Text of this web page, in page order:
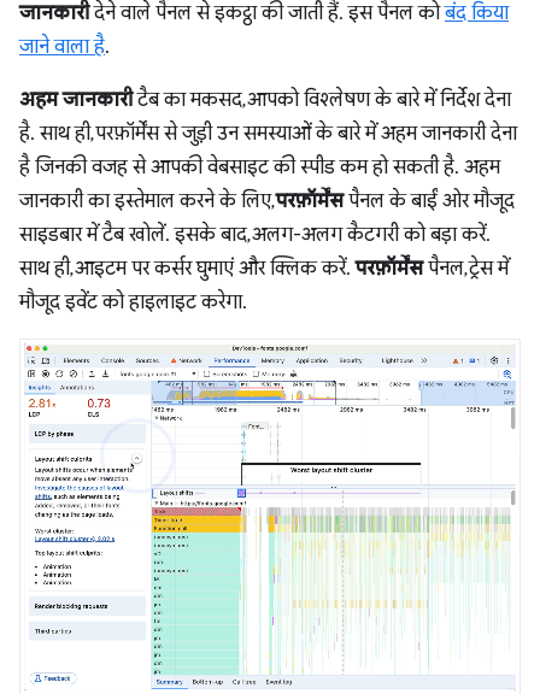
जानकारीदेने वाले पैनल से इकट्ठा की जाती हैं. इस पैनल कोबंद किया
जाने वाला है.
अहम जानकारीटैब का मकसद, आपको विश्लेषण के बारे में निर्देश देना
है. साथ ही, परफ़ॉर्मेंस से जुड़ी उन समस्याओं के बारे में अहम जानकारी देना
है जिनकी वजह से आपकी वेबसाइट की स्पीड कम हो सकती है. अहम
जानकारी का इस्तेमाल करने के लिए,परफ़ॉर्मेंसपैनल के बाईं ओर मौजूद
साइडबार में टैब खोलें. इसके बाद, अलग-अलग कैटगरी को बड़ा करें.
साथ ही, आइटम पर कर्सर घुमाएं और क्लिक करें.परफ़ॉर्मेंसपैनल, ट्रेस में
मौजूद इवेंट को हाइलाइट करेगा.